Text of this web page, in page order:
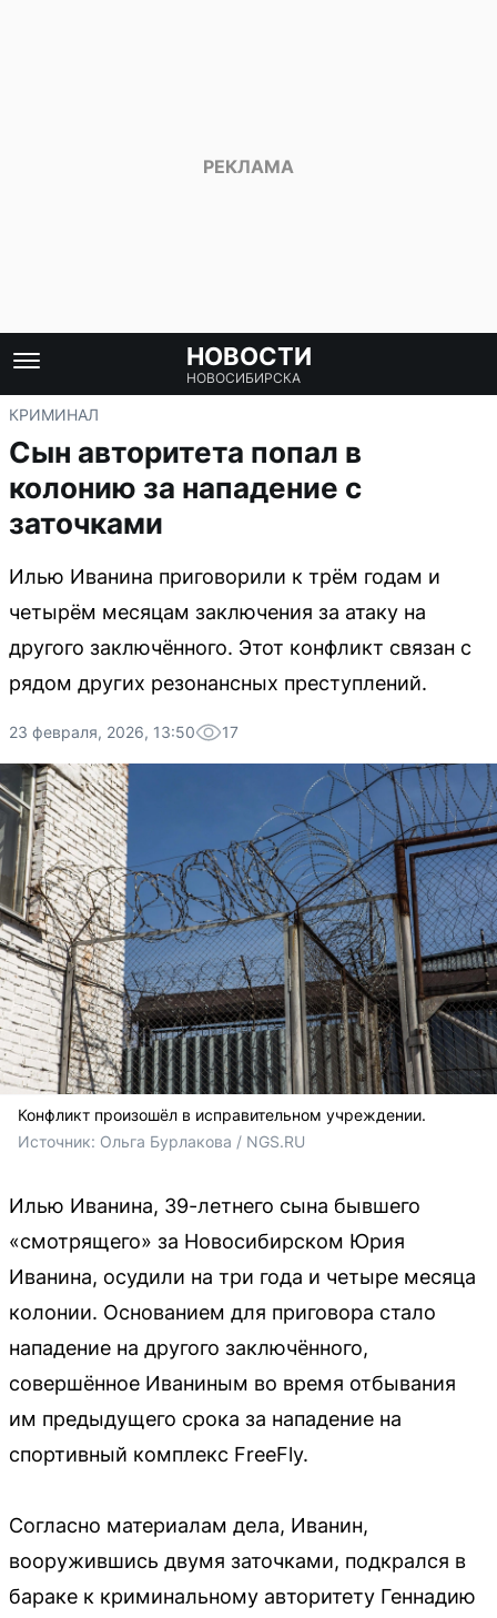
НОВОСТИ
НОВОСИБИРСКА
КРИМИНАЛ
Сын авторитета попал в
колонию за нападение с
заточками
Илью Иванина приговорили к трём годам и
четырём месяцам заключения за атаку на
другого заключённого. Этот конфликт связан с
рядом других резонансных преступлений.
23 февраля, 2026, 13:50 17
Конфликт произошёл в исправительном учреждении.
Источник: Ольга Бурлакова / NGS.RU
Илью Иванина, 39-летнего сына бывшего
«смотрящего» за Новосибирском Юрия
Иванина, осудили на три года и четыре месяца
колонии. Основанием для приговора стало
нападение на другого заключённого,
совершённое Иваниным во время отбывания
им предыдущего срока за нападение на
спортивный комплекс FreeFly.
Согласно материалам дела, Иванин,
вооружившись двумя заточками, подкрался в
бараке к криминальному авторитету Геннадию